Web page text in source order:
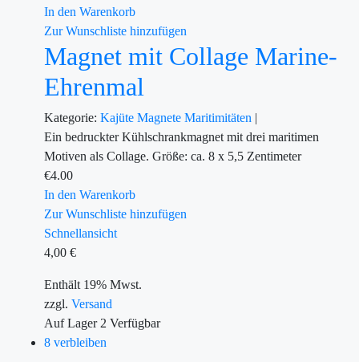
In den Warenkorb
Zur Wunschliste hinzufügen
Magnet mit Collage Marine-
Ehrenmal
Kategorie: Kajüte Magnete Maritimitäten |
Ein bedruckter Kühlschrankmagnet mit drei maritimen
Motiven als Collage. Größe: ca. 8 x 5,5 Zentimeter
€4.00
In den Warenkorb
Zur Wunschliste hinzufügen
Schnellansicht
4,00 €
Enthält 19% Mwst.
zzgl. Versand
Auf Lager2 Verfügbar
8 verbleiben